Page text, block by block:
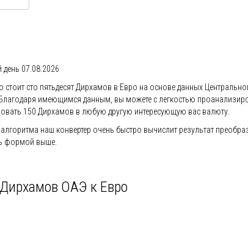
день 07.08.2026
стоит сто пятьдесят Дирхамов в Евро на основе данных
имеющимся данным, вы можете с легкостью
150 Дирхамов в любую другую интересующую вас валюту.
наш конвертер очень быстро вычислит результат
формой выше.
ОАЭ к Евро